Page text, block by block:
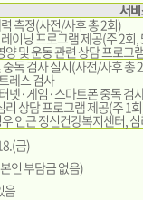
서
측정(사전/사후 총 2회)
이닝 프로그램 제공(주 2회,
및 운동 관련 상담 프로그
독 검사 실시(사전/사후 총
레스 검사
넷·게임·스마트폰 중독 검
상담 프로그램 제공(주 1
인근 정신건강복지센터,
금)
인 부담금 없음)
음